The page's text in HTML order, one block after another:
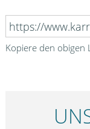
Kopiere den obigen